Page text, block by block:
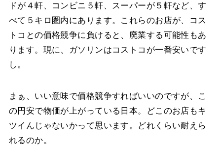
ドが４軒、コンビニ５軒、スーパーが５軒など、す
べて５キロ圏内にあります。これらのお店が、コス
トコとの価格競争に負けると、廃業する可能性もあ
ります。現に、ガソリンはコストコが一番安いです
し。
まぁ、いい意味で価格競争すればいいのですが、こ
の円安で物価が上がっている日本。どこのお店もキ
ツイんじゃないかって思います。どれくらい耐えら
れるのか。